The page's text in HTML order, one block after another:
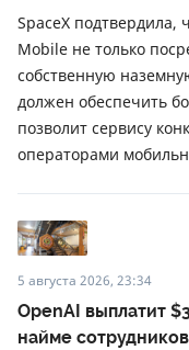
SpaceX подтвердила,
Mobile не только
собственную
должен обеспечить
позволит сервису
операторами
5 августа 2026, 23:34
OpenAI выплатит
найме сотрудников